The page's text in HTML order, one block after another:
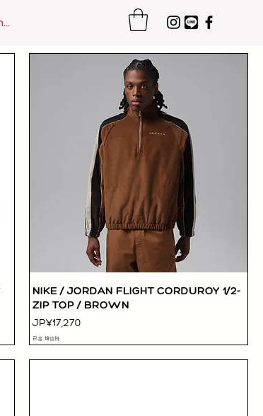
快速瀏覽
NIKE / JORDAN FLIGHT CORDUROY 1/2-
ZIP TOP / BROWN
價格
JP¥17,270
已含 增值税